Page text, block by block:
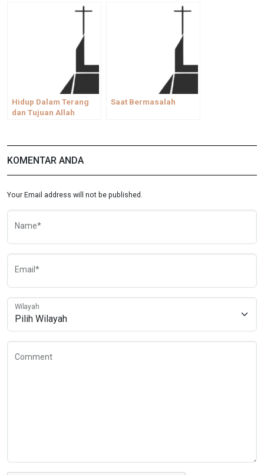
Hidup Dalam Terang
dan Tujuan Allah
Saat Bermasalah
KOMENTAR ANDA
Your Email address will not be published.
Name*
Email*
Wilayah
Comment